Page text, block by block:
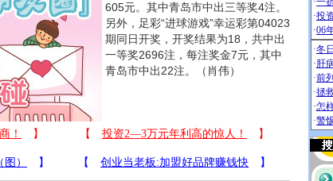
605元。其中青岛市中出三等奖4注。
另外，足彩“进球游戏”幸运彩第04023
期同日开奖，开奖结果为18，共中出
一等奖2696注，每注奖金7元，其中
青岛市中出22注。（肖伟）